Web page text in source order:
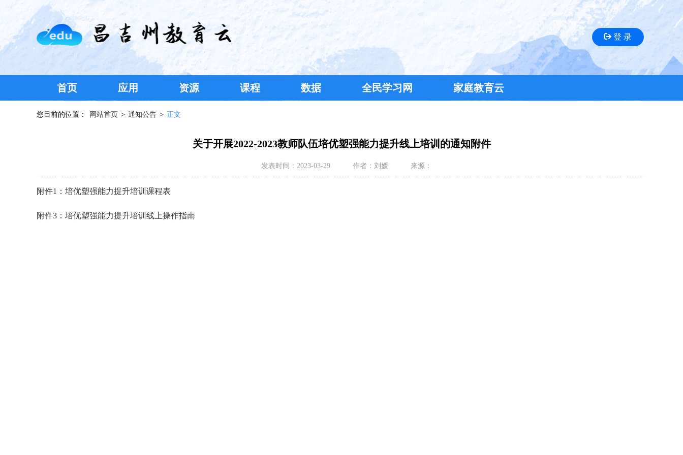
登 录
首页 应用 资源 课程 数据 全民学习网 家庭教育云
您目前的位置： 网站首页 > 通知公告 > 正文
关于开展2022-2023教师队伍培优塑强能力提升线上培训的通知附件
发表时间： 2023-03-29 作者： 刘媛 来源：
附件1：培优塑强能力提升培训课程表
附件3：培优塑强能力提升培训线上操作指南